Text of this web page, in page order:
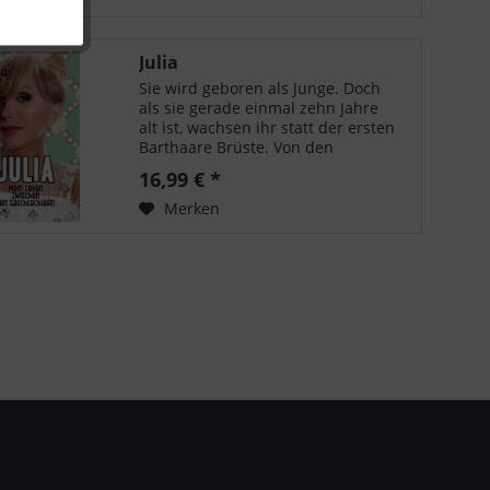
Julia
Sie wird geboren als Junge. Doch
als sie gerade einmal zehn Jahre
alt ist, wachsen ihr statt der ersten
Barthaare Brüste. Von den
den Lehrern misshandelt. Für sie
alle ist Julia eine Skurrilität,
16,99 € *
Merken